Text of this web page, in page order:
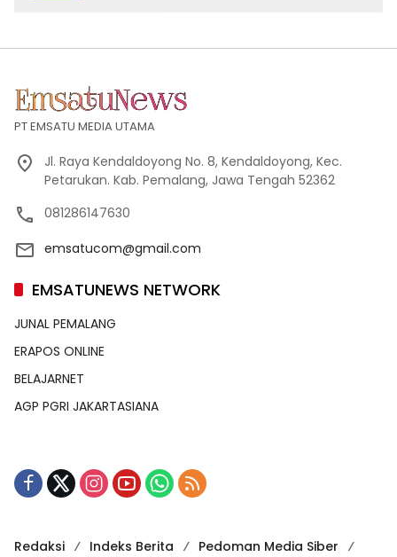
PT EMSATU MEDIA UTAMA
Jl. Raya Kendaldoyong No. 8, Kendaldoyong, Kec.
Petarukan. Kab. Pemalang, Jawa Tengah 52362
081286147630
emsatucom@gmail.com
EMSATUNEWS NETWORK
JUNAL PEMALANG
ERAPOS ONLINE
BELAJARNET
AGP PGRI JAKARTASIANA
Redaksi Indeks Berita Pedoman Media Siber